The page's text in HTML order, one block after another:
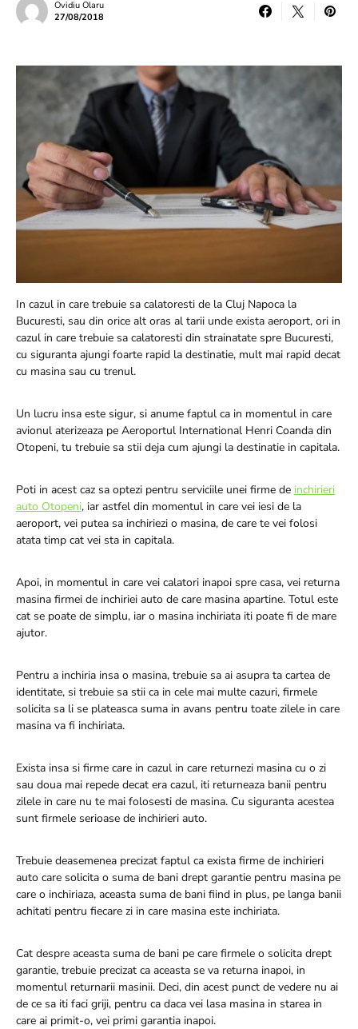
Ovidiu Olaru
27/08/2018
In cazul in care trebuie sa calatoresti de la Cluj Napoca la
Bucuresti, sau din orice alt oras al tarii unde exista aeroport, ori in
cazul in care trebuie sa calatoresti din strainatate spre Bucuresti,
cu siguranta ajungi foarte rapid la destinatie, mult mai rapid decat
cu masina sau cu trenul.
Un lucru insa este sigur, si anume faptul ca in momentul in care
avionul aterizeaza pe Aeroportul International Henri Coanda din
Otopeni, tu trebuie sa stii deja cum ajungi la destinatie in capitala.
Poti in acest caz sa optezi pentru serviciile unei firme de inchirieri
auto Otopeni, iar astfel din momentul in care vei iesi de la
aeroport, vei putea sa inchiriezi o masina, de care te vei folosi
atata timp cat vei sta in capitala.
Apoi, in momentul in care vei calatori inapoi spre casa, vei returna
masina firmei de inchiriei auto de care masina apartine. Totul este
cat se poate de simplu, iar o masina inchiriata iti poate fi de mare
ajutor.
Pentru a inchiria insa o masina, trebuie sa ai asupra ta cartea de
identitate, si trebuie sa stii ca in cele mai multe cazuri, firmele
solicita sa li se plateasca suma in avans pentru toate zilele in care
masina va fi inchiriata.
Exista insa si firme care in cazul in care returnezi masina cu o zi
sau doua mai repede decat era cazul, iti returneaza banii pentru
zilele in care nu te mai folosesti de masina. Cu siguranta acestea
sunt firmele serioase de inchirieri auto.
Trebuie deasemenea precizat faptul ca exista firme de inchirieri
auto care solicita o suma de bani drept garantie pentru masina pe
care o inchiriaza, aceasta suma de bani fiind in plus, pe langa banii
achitati pentru fiecare zi in care masina este inchiriata.
Cat despre aceasta suma de bani pe care firmele o solicita drept
garantie, trebuie precizat ca aceasta se va returna inapoi, in
momentul returnarii masinii. Deci, din acest punct de vedere nu ai
de ce sa iti faci griji, pentru ca daca vei lasa masina in starea in
care ai primit-o, vei primi garantia inapoi.